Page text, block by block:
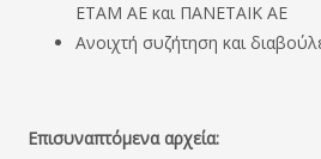
ΕΤΑΜ ΑΕ και ΠΑΝΕΤΑΙΚ ΑΕ
Ανοιχτή συζήτηση και
Επισυναπτόμενα αρχεία: